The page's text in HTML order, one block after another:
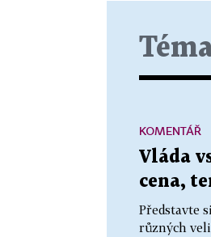
Vláda
cena,
Představte
různých
KOMENTÁŘ